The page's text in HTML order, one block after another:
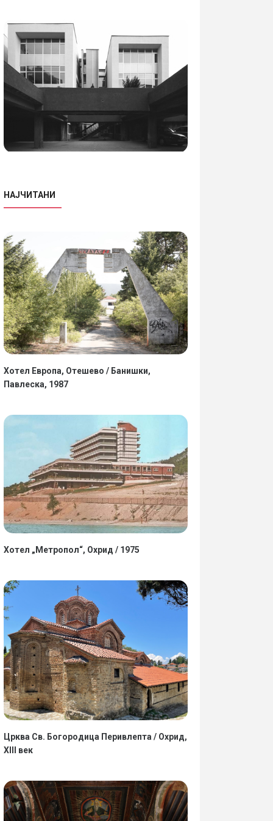
НАЈЧИТАНИ
Хотел Европа, Отешево / Банишки,
Павлеска, 1987
Хотел „Метропол“, Охрид / 1975
Црква Св. Богородица Перивлепта / Охрид,
XIII век